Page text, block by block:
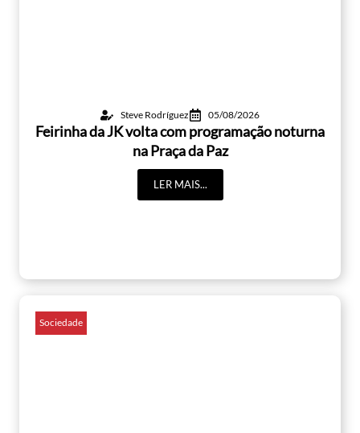
Steve Rodríguez 05/08/2026
Feirinha da JK volta com programação noturna
na Praça da Paz
LER MAIS...
Sociedade